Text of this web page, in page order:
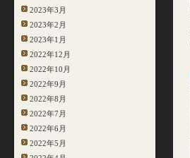
2023年3月
2023年2月
2023年1月
2022年12月
2022年10月
2022年9月
2022年8月
2022年7月
2022年6月
2022年5月